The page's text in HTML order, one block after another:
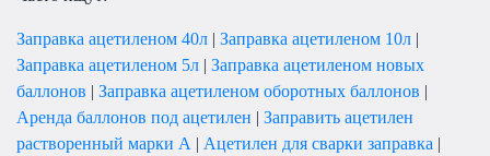
Заправка ацетиленом 40л | Заправка ацетиленом 10л |
Заправка ацетиленом 5л | Заправка ацетиленом новых
баллонов | Заправка ацетиленом оборотных баллонов |
Аренда баллонов под ацетилен | Заправить ацетилен
растворенный марки А | Ацетилен для сварки заправка |